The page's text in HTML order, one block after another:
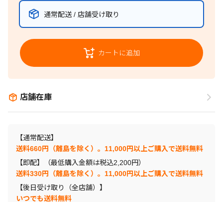
通常配送 / 店舗受け取り
カートに追加
店舗在庫
【通常配送】
送料660円（離島を除く）。11,000円以上ご購入で送料無料
【即配】（最低購入金額は税込2,200円）
送料330円（離島を除く）。11,000円以上ご購入で送料無料
【後日受け取り（全店舗）】
いつでも送料無料